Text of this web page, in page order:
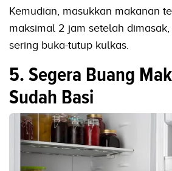
Kemudian, masukkan makanan
maksimal 2 jam setelah
sering buka-tutup kulkas.
5. Segera Buang
Sudah Basi